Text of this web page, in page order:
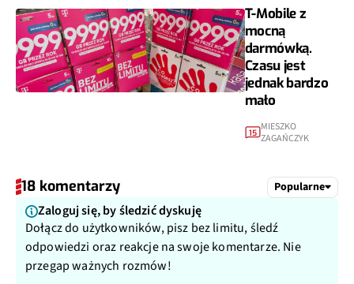
T-Mobile z
mocną
darmówką.
Czasu jest
jednak bardzo
mało
15 MIESZKO
ZAGAŃCZYK
18 komentarzy Popularne
Zaloguj się, by śledzić dyskuję
Dołącz do użytkowników, pisz bez limitu, śledź
odpowiedzi oraz reakcje na swoje komentarze. Nie
przegap ważnych rozmów!